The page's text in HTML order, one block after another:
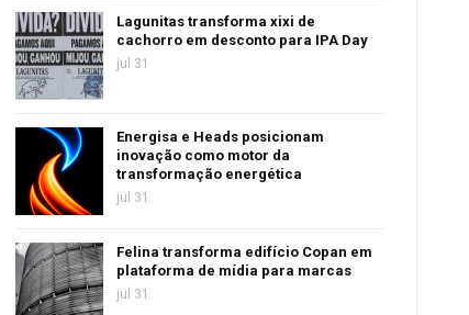
Lagunitas transforma xixi de
cachorro em desconto para IPA Day
jul 31
Energisa e Heads posicionam
inovação como motor da
transformação energética
jul 31
Felina transforma edifício Copan em
plataforma de mídia para marcas
jul 31